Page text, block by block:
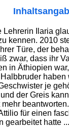
Lehrerin Ilaria
kennen. 2010
Türe, der
zwar, dass ihr
in Äthiopien
haben
je
der Greis
mehr
für einen
gearbeitet hatte ...